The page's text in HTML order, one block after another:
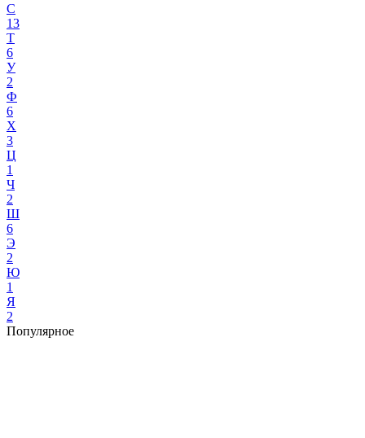
С
13
Т
6
У
2
Ф
6
Х
3
Ц
1
Ч
2
Ш
6
Э
2
Ю
1
Я
2
Популярное